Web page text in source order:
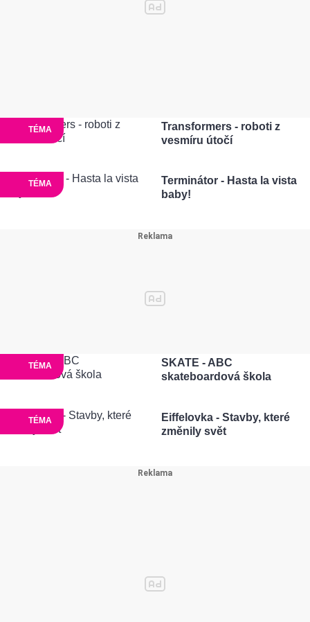
TÉMA
Transformers - roboti z
vesmíru útočí
TÉMA
Terminátor - Hasta la vista
baby!
TÉMA
SKATE - ABC
skateboardová škola
TÉMA
Eiffelovka - Stavby, které
změnily svět